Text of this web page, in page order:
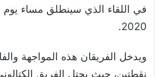
2020.
ويدخل الفريقان هذه المواجهة
نقطتين، حيث يحتل الفريق